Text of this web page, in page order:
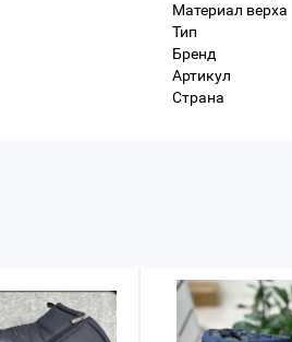
Материал верха
Тип
Бренд
Артикул
Страна